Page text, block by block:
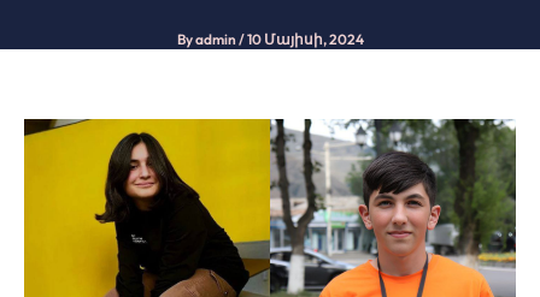
Byadmin /10 Մայիսի, 2024